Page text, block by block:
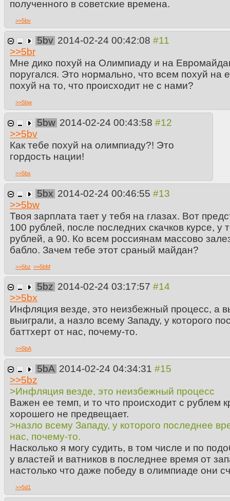
полученного в советские времена.
>>5bv
5bv 2014-02-24 00:42:08
>>5br
Мне дико похуй на Олимпиаду и на
поругался. Это нормально, что всем похуй
похуй на то, что происходит не с нами?
>>5bw
5bw 2014-02-24 00:43:58
>>5bv
Как тебе похуй на олимпиаду?! Это
гордость нации!
>>5bx
5bx 2014-02-24 00:46:55
>>5bw
Твоя зарплата тает у тебя на глазах. Вот
100 рублей, после последних скачков курсе, у
рублей, а 90. Ко всем россиянам массово
бабло. Зачем тебе этот сраный майдан?
>>5bz >>5bM
5bz 2014-02-24 03:17:57
>>5bx
Инфляция везде, это неизбежный процесс, а
выиграли, а назло всему Западу, у которого
баттхерт от нас, почему-то.
>>5bA
5bA 2014-02-24 04:34:31
>>5bz
>Инфляция везде, это неизбежный процесс
Важен ее темп, и то что происходит с рублем
хорошего не предвещает.
>назло всему Западу, у которого последнее
нас, почему-то.
Насколько я могу судить, в том числе и по
у властей и ватников в последнее время от
настолько что даже победу в олимпиаде они
>>5d1